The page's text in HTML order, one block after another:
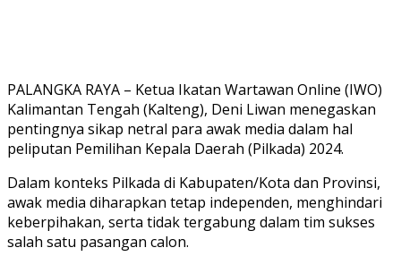
PALANGKA RAYA – Ketua Ikatan Wartawan Online (IWO)
Kalimantan Tengah (Kalteng), Deni Liwan menegaskan
pentingnya sikap netral para awak media dalam hal
peliputan Pemilihan Kepala Daerah (Pilkada) 2024.
Dalam konteks Pilkada di Kabupaten/Kota dan Provinsi,
awak media diharapkan tetap independen, menghindari
keberpihakan, serta tidak tergabung dalam tim sukses
salah satu pasangan calon.